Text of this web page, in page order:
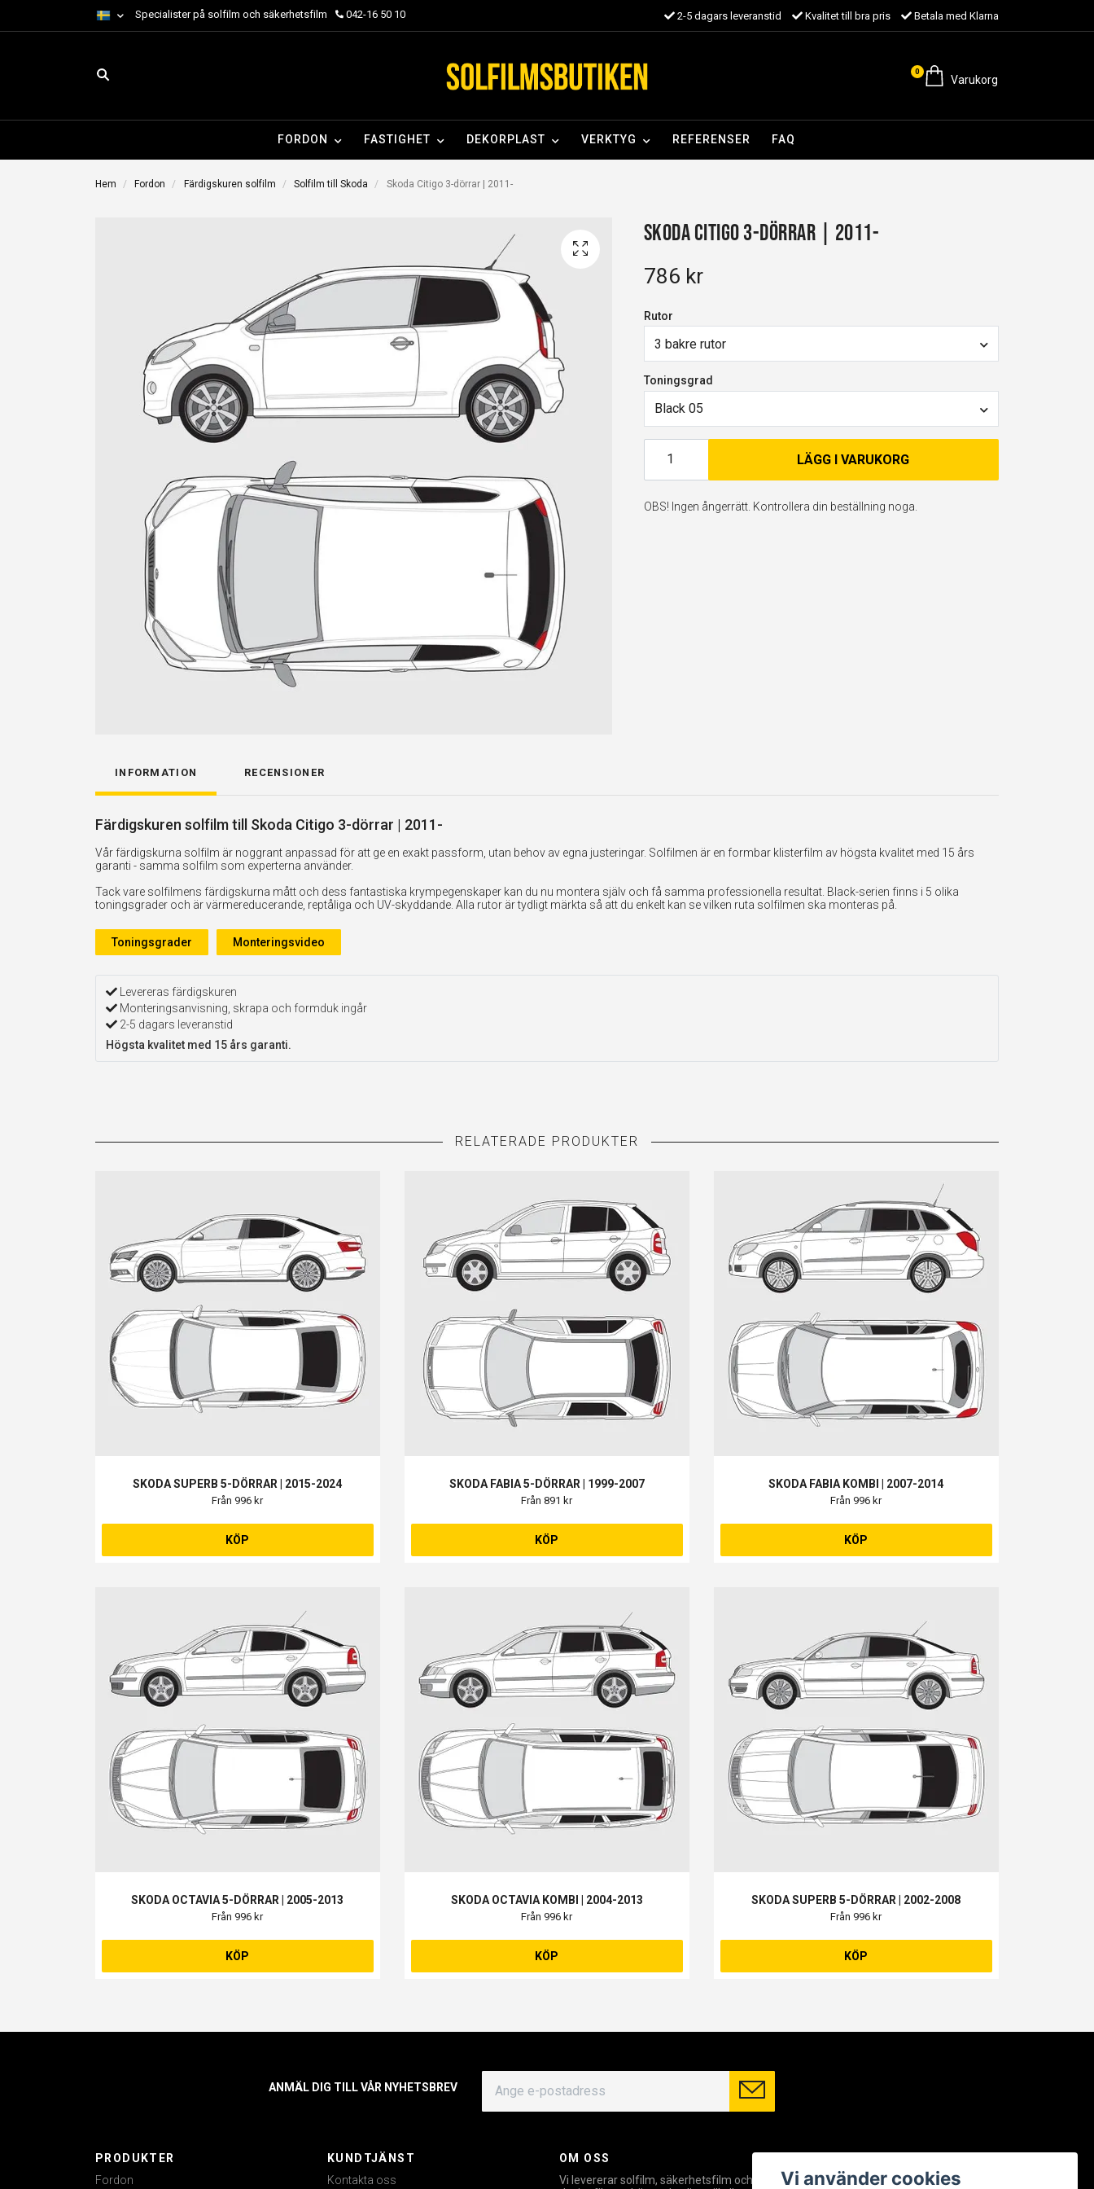
Specialister på solfilm och säkerhetsfilm 042-16 50 10 2-5 dagars leveranstid Kvalitet till bra pris Betala med Klarna
0
Varukorg
FORDON FASTIGHET DEKORPLAST VERKTYG REFERENSER FAQ
Hem Fordon Färdigskuren solfilm Solfilm till Skoda Skoda Citigo 3-dörrar | 2011-
Skoda Citigo 3-dörrar | 2011-
786 kr
Rutor
3 bakre rutor
Toningsgrad
Black 05
LÄGG I VARUKORG
OBS! Ingen ångerrätt. Kontrollera din beställning noga.
INFORMATION RECENSIONER
Färdigskuren solfilm till Skoda Citigo 3-dörrar | 2011-
Vår färdigskurna solfilm är noggrant anpassad för att ge en exakt passform, utan behov av egna justeringar. Solfilmen är en formbar klisterfilm av högsta kvalitet med 15 års
garanti - samma solfilm som experterna använder.
Tack vare solfilmens färdigskurna mått och dess fantastiska krympegenskaper kan du nu montera själv och få samma professionella resultat. Black-serien finns i 5 olika
toningsgrader och är värmereducerande, reptåliga och UV-skyddande. Alla rutor är tydligt märkta så att du enkelt kan se vilken ruta solfilmen ska monteras på.
Toningsgrader Monteringsvideo
Levereras färdigskuren
Monteringsanvisning, skrapa och formduk ingår
2-5 dagars leveranstid
Högsta kvalitet med 15 års garanti.
SKODA SUPERB 5-DÖRRAR | 2015-2024
Från 996 kr
KÖP
SKODA FABIA 5-DÖRRAR | 1999-2007
Från 891 kr
KÖP
SKODA FABIA KOMBI | 2007-2014
Från 996 kr
KÖP
SKODA OCTAVIA 5-DÖRRAR | 2005-2013
Från 996 kr
KÖP
SKODA OCTAVIA KOMBI | 2004-2013
Från 996 kr
KÖP
SKODA SUPERB 5-DÖRRAR | 2002-2008
Från 996 kr
KÖP
ANMÄL DIG TILL VÅR NYHETSBREV
PRODUKTER
Fordon
KUNDTJÄNST
Kontakta oss
OM OSS
Vi levererar solfilm, säkerhetsfilm och
Facebook
Vi använder cookies